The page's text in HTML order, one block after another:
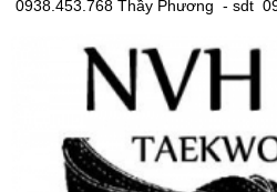
0938.453.768 Thầy Phương - sdt